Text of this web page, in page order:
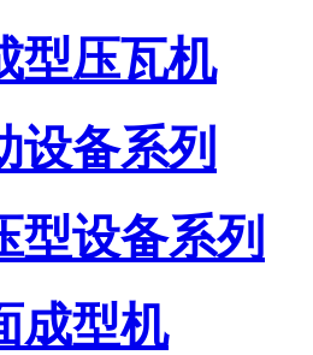
型压瓦机
设备系列
型设备系列
成型机